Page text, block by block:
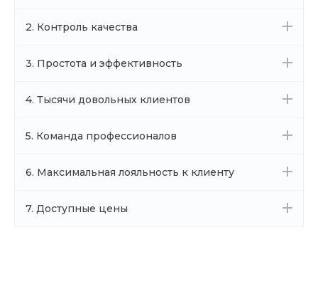
2. Контроль качества
3. Простота и эффективность
4. Тысячи довольных клиентов
5. Команда профессионалов
6. Максимальная лояльность к клиенту
7. Доступные цены